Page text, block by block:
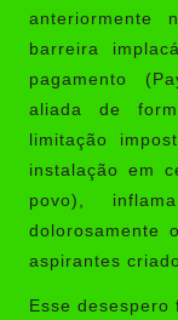
anteriormente
barreira
pagamento
aliada de
limitação
instalação em
povo),
dolorosamente
aspirantes
Esse